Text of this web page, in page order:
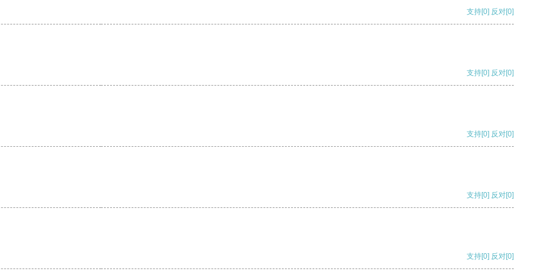
支持[0] 反对[0]
支持[0] 反对[0]
支持[0] 反对[0]
支持[0] 反对[0]
支持[0] 反对[0]